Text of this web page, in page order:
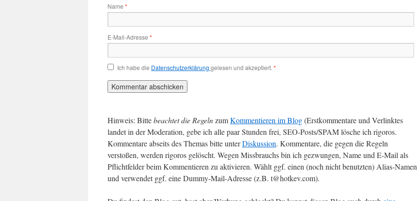
Name *
E-Mail-Adresse *
Ich habe die Datenschutzerklärung gelesen und akzeptiert. *
Hinweis: Bittebeachtet die RegelnzumKommentieren im Blog(Erstkommentare und Verlinktes
landet in der Moderation, gebe ich alle paar Stunden frei, SEO-Posts/SPAM lösche ich rigoros.
Kommentare abseits des Themas bitte unterDiskussion. Kommentare, die gegen die Regeln
verstoßen, werden rigoros gelöscht. Wegen Missbrauchs bin ich gezwungen, Name und E-Mail als
Pflichtfelder beim Kommentieren zu aktivieren. Wählt ggf. einen (noch nicht benutzten) Alias-Namen
und verwendet ggf. eine Dummy-Mail-Adresse (z.B. t@hotkev.com).